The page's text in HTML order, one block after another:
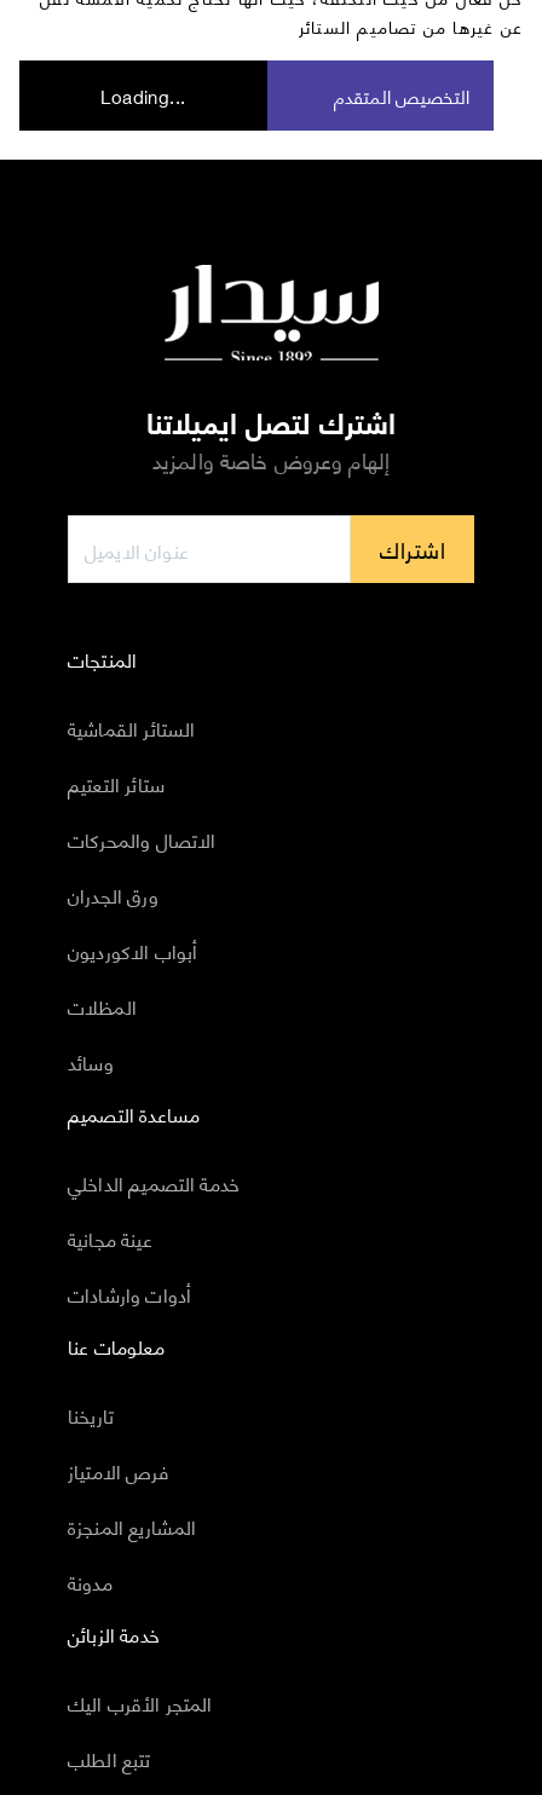
عن غيرها من تصاميم الستائر
Loading... التخصيص المتقدم
اشترك لتصل ايميلاتنا
إلهام وعروض خاصة والمزيد
اشتراك
المنتجات
الستائر القماشية
ستائر التعتيم
الاتصال والمحركات
ورق الجدران
أبواب الاكورديون
المظلات
وسائد
مساعدة التصميم
خدمة التصميم الداخلي
عينة مجانية
أدوات وارشادات
معلومات عنا
تاريخنا
فرص الامتياز
المشاريع المنجزة
مدونة
خدمة الزبائن
المتجر الأقرب اليك
تتبع الطلب